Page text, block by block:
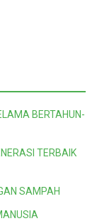
BERTAHUN-
TERBAIK
SAMPAH